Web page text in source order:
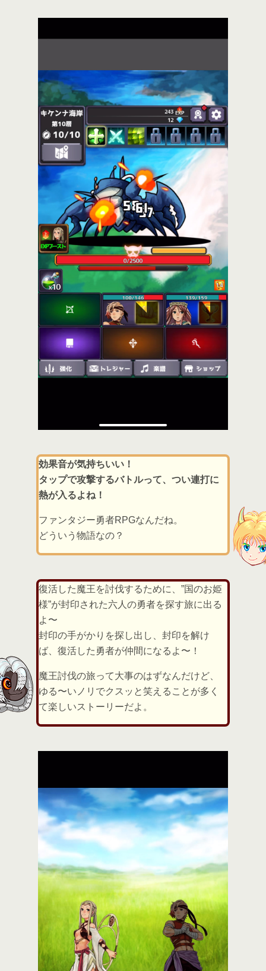
効果音が気持ちいい！
タップで攻撃するバトルって、つい連打に
熱が入るよね！
ファンタジー勇者RPGなんだね。
どういう物語なの？
復活した魔王を討伐するために、”国のお姫
様”が封印された六人の勇者を探す旅に出る
よ〜
封印の手がかりを探し出し、封印を解け
ば、復活した勇者が仲間になるよ〜！
魔王討伐の旅って大事のはずなんだけど、
ゆる〜いノリでクスッと笑えることが多く
て楽しいストーリーだよ。